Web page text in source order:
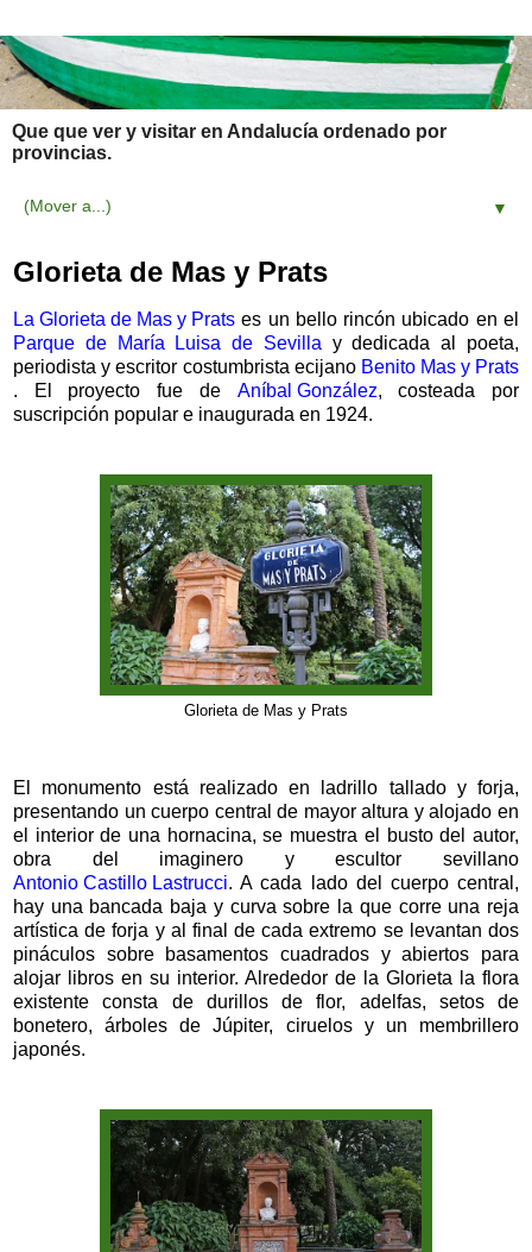
Que que ver y visitar en Andalucía ordenado por
provincias.
▼
Glorieta de Mas y Prats
La Glorieta de Mas y Prats es un bello rincón ubicado en el
Parque de María Luisa de Sevilla y dedicada al poeta,
periodista y escritor costumbrista ecijano Benito Mas y Prats
. El proyecto fue de Aníbal González, costeada por
suscripción popular e inaugurada en 1924.
Glorieta de Mas y Prats
El monumento está realizado en ladrillo tallado y forja,
presentando un cuerpo central de mayor altura y alojado en
el interior de una hornacina, se muestra el busto del autor,
obra del imaginero y escultor sevillano
Antonio Castillo Lastrucci. A cada lado del cuerpo central,
hay una bancada baja y curva sobre la que corre una reja
artística de forja y al final de cada extremo se levantan dos
pináculos sobre basamentos cuadrados y abiertos para
alojar libros en su interior. Alrededor de la Glorieta la flora
existente consta de durillos de flor, adelfas, setos de
bonetero, árboles de Júpiter, ciruelos y un membrillero
japonés.